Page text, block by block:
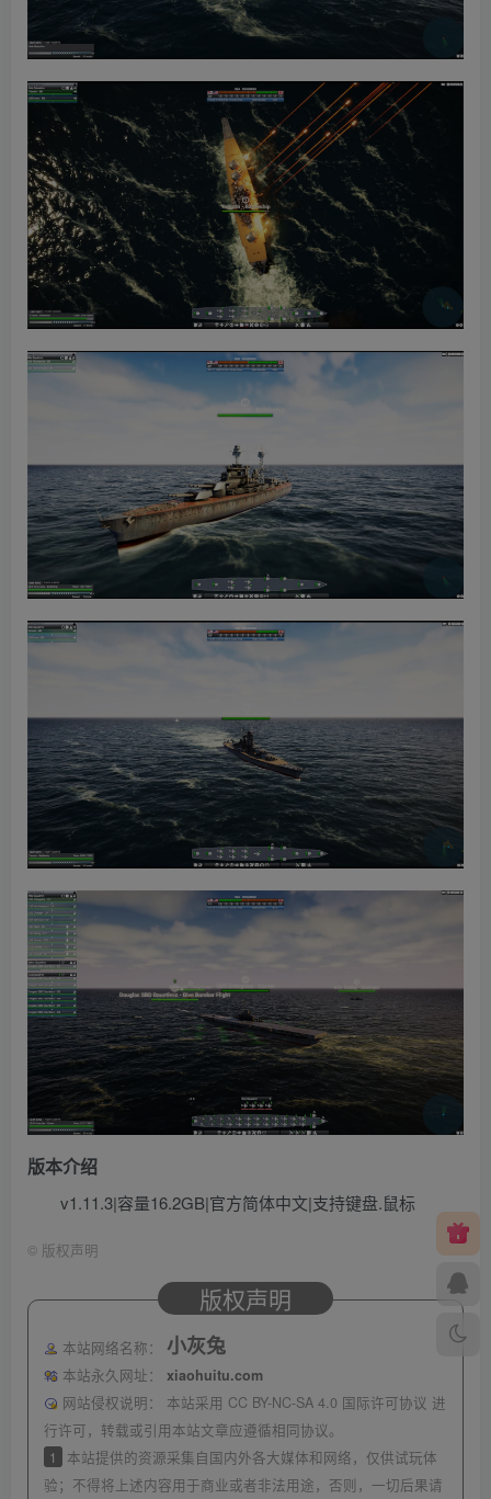
版本介绍
v1.11.3|容量16.2GB|官方简体中文|支持键盘.鼠标
© 版权声明
版权声明
本站网络名称： 小灰兔
本站永久网址：
xiaohuitu.com
网站侵权说明：
本站采用 CC BY-NC-SA 4.0 国际许可协议 进
行许可，转载或引用本站文章应遵循相同协议。
1
本站提供的资源采集自国内外各大媒体和网络，仅供试玩体
验；不得将上述内容用于商业或者非法用途，否则，一切后果请